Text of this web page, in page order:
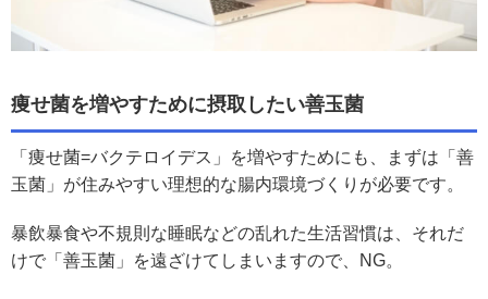
痩せ菌を増やすために摂取したい善玉菌
「痩せ菌=バクテロイデス」を増やすためにも、まずは「善
玉菌」が住みやすい理想的な腸内環境づくりが必要です。
暴飲暴食や不規則な睡眠などの乱れた生活習慣は、それだ
けで「善玉菌」を遠ざけてしまいますので、NG。